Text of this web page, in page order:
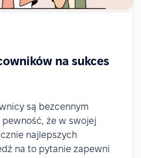
na sukces
są bezcennym
że w swojej
najlepszych
na to pytanie zapewni